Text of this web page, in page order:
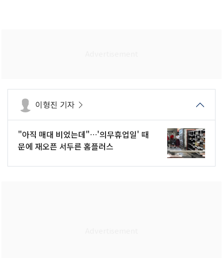
이형진 기자
"아직 매대 비었는데"…'의무휴업일' 때
문에 재오픈 서두른 홈플러스